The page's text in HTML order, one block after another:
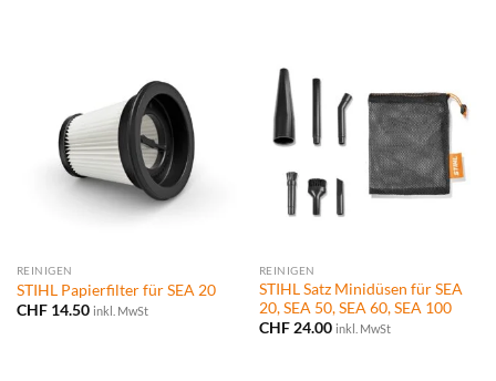
REINIGEN
STIHL Papierfilter für SEA 20
CHF14.50 inkl. MwSt
REINIGEN
STIHL Satz Minidüsen für SEA
20, SEA 50, SEA 60, SEA 100
CHF24.00 inkl. MwSt